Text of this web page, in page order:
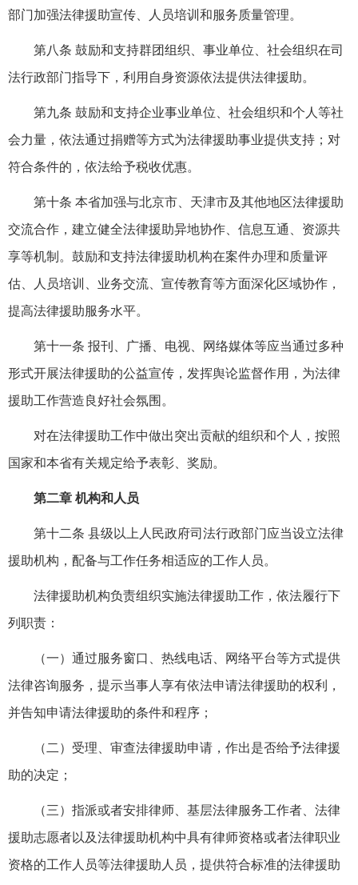
部门加强法律援助宣传、人员培训和服务质量管理。
第八条 鼓励和支持群团组织、事业单位、社会组织在司
法行政部门指导下，利用自身资源依法提供法律援助。
第九条 鼓励和支持企业事业单位、社会组织和个人等社
会力量，依法通过捐赠等方式为法律援助事业提供支持；对
符合条件的，依法给予税收优惠。
第十条 本省加强与北京市、天津市及其他地区法律援助
交流合作，建立健全法律援助异地协作、信息互通、资源共
享等机制。鼓励和支持法律援助机构在案件办理和质量评
估、人员培训、业务交流、宣传教育等方面深化区域协作，
提高法律援助服务水平。
第十一条 报刊、广播、电视、网络媒体等应当通过多种
形式开展法律援助的公益宣传，发挥舆论监督作用，为法律
援助工作营造良好社会氛围。
对在法律援助工作中做出突出贡献的组织和个人，按照
国家和本省有关规定给予表彰、奖励。
第二章 机构和人员
第十二条 县级以上人民政府司法行政部门应当设立法律
援助机构，配备与工作任务相适应的工作人员。
法律援助机构负责组织实施法律援助工作，依法履行下
列职责：
（一）通过服务窗口、热线电话、网络平台等方式提供
法律咨询服务，提示当事人享有依法申请法律援助的权利，
并告知申请法律援助的条件和程序；
（二）受理、审查法律援助申请，作出是否给予法律援
助的决定；
（三）指派或者安排律师、基层法律服务工作者、法律
援助志愿者以及法律援助机构中具有律师资格或者法律职业
资格的工作人员等法律援助人员，提供符合标准的法律援助